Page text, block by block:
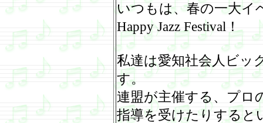
いつもは、春の一大イ
Happy Jazz Festival ！
私達は愛知社会人ビッ
す。
連盟が主催する、プロ
指導を受けたりすると